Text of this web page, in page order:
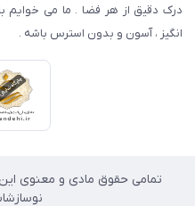
درک دقیق از هر فضا . ما می خوایم
انگیز ، آسون و بدون استرس باشه .
تمامی حقوق مادی و معنوی